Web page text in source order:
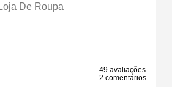
Loja De Roupa
49 avaliações
2 comentários